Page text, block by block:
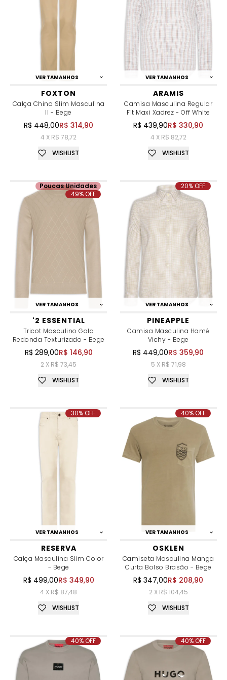
VER TAMANHOS
FOXTON
Calça Chino Slim Masculina
II - Bege
R$ 448,00R$ 314,90
4 X R$ 78,72
WISHLIST
VER TAMANHOS
ARAMIS
Camisa Masculina Regular
Fit Maxi Xadrez - Off White
R$ 439,90R$ 330,90
4 X R$ 82,72
WISHLIST
VER TAMANHOS
'2 ESSENTIAL
Tricot Masculino Gola
Redonda Texturizado - Bege
R$ 289,00R$ 146,90
2 X R$ 73,45
Poucas Unidades
49% OFF
WISHLIST
VER TAMANHOS
PINEAPPLE
Camisa Masculina Hamê
Vichy - Bege
R$ 449,00R$ 359,90
5 X R$ 71,98
20% OFF
WISHLIST
VER TAMANHOS
RESERVA
Calça Masculina Slim Color
- Bege
R$ 499,00R$ 349,90
4 X R$ 87,48
30% OFF
WISHLIST
VER TAMANHOS
OSKLEN
Camiseta Masculina Manga
Curta Bolso Brasão - Bege
R$ 347,00R$ 208,90
2 X R$ 104,45
40% OFF
WISHLIST
40% OFF 40% OFF